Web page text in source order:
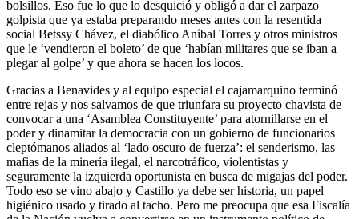
bolsillos. Eso fue lo que lo desquició y obligó a dar el zarpazo
golpista que ya estaba preparando meses antes con la resentida
social Betssy Chávez, el diabólico Aníbal Torres y otros ministros
que le ‘vendieron el boleto’ de que ‘habían militares que se iban a
plegar al golpe’ y que ahora se hacen los locos.
Gracias a Benavides y al equipo especial el cajamarquino terminó
entre rejas y nos salvamos de que triunfara su proyecto chavista de
convocar a una ‘Asamblea Constituyente’ para atornillarse en el
poder y dinamitar la democracia con un gobierno de funcionarios
cleptómanos aliados al ‘lado oscuro de fuerza’: el senderismo, las
mafias de la minería ilegal, el narcotráfico, violentistas y
seguramente la izquierda oportunista en busca de migajas del poder.
Todo eso se vino abajo y Castillo ya debe ser historia, un papel
higiénico usado y tirado al tacho. Pero me preocupa que esa Fiscalía